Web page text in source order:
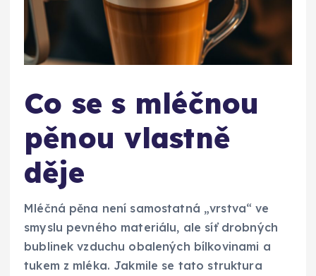
Co se s mléčnou
pěnou vlastně
děje
Mléčná pěna není samostatná „vrstva“ ve
smyslu pevného materiálu, ale síť drobných
bublinek vzduchu obalených bílkovinami a
tukem z mléka. Jakmile se tato struktura